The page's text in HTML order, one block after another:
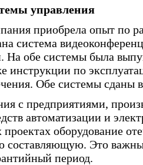
управления
приобрела опыт по
система
На обе системы была
инструкции по
Обе системы
с предприятиями,
автоматизации и
оборудование
составляющую. Это
период.